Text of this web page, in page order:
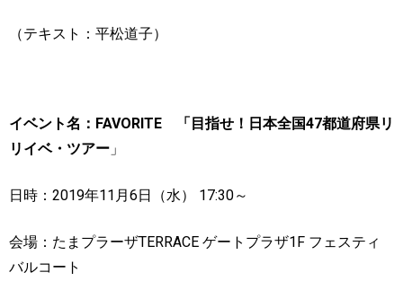
（テキスト：平松道子）
イベント名： FAVORITE 「目指せ！日本全国47都道府県リ
リイベ・ツアー 」
日時： 2019年11 月6日（水） 17:30～
会場：たまプラーザTERRACE ゲートプラザ1F フェスティ
バルコート